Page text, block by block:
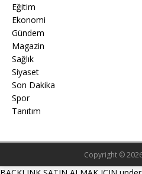
Eğitim
Ekonomi
Gündem
Magazin
Sağlık
Siyaset
Son Dakika
Spor
Tanıtım
Copyright ©